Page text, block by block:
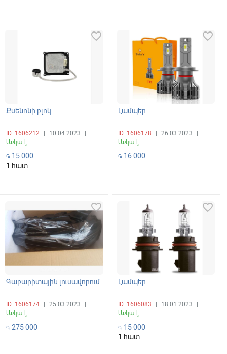
Քսենոնի բլոկ
ID: 1606212 10.04.2023
Առկա է
favorite_border
֏ 15 000
1 հատ
Լամպեր
ID: 1606178 26.03.2023
Առկա է
favorite_border
֏16 000
Գաբարիտային լուսավորում
ID: 1606174 25.03.2023
Առկա է
favorite_border
֏ 275 000
Լամպեր
ID: 1606083 18.01.2023
Առկա է
favorite_border
֏15 000
1 հատ